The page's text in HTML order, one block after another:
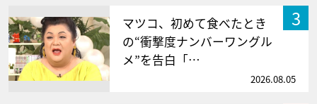
3
マツコ、初めて食べたとき
の“衝撃度ナンバーワングル
メ”を告白「…
2026.08.05